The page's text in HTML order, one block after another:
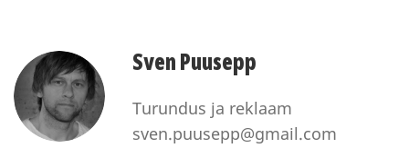
Sven Puusepp
Turundus ja reklaam
sven.puusepp@gmail.com